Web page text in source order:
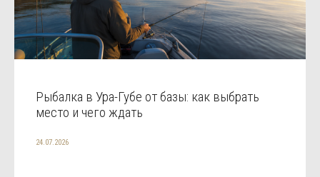
Рыбалка в Ура-Губе от базы: как выбрать
место и чего ждать
24.07.2026